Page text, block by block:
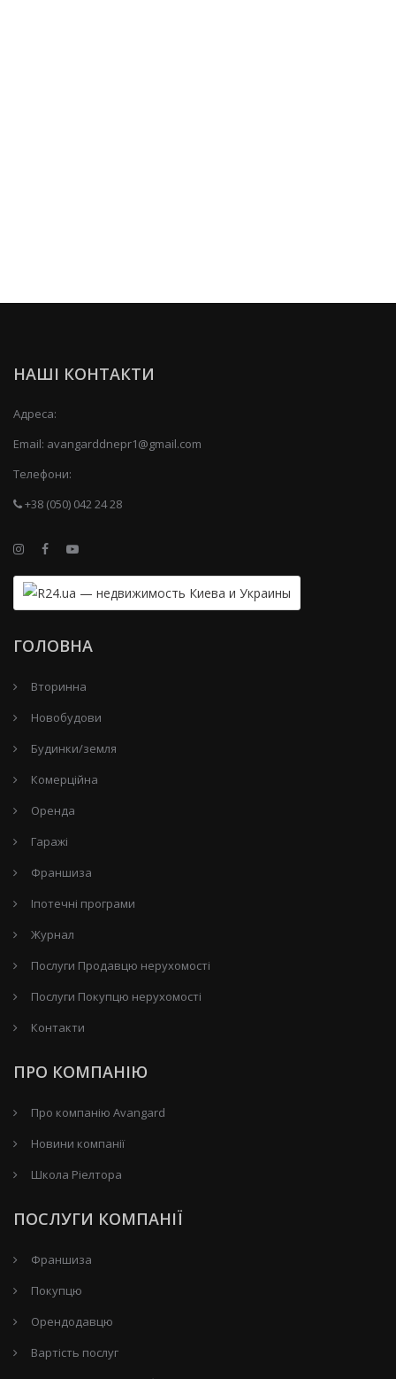
НАШІ КОНТАКТИ
Адреса:
Email: avangarddnepr1@gmail.com
Телефони:
+38 (050) 042 24 28
ГОЛОВНА
Вторинна
Новобудови
Будинки/земля
Комерційна
Оренда
Гаражі
Франшиза
Іпотечні програми
Журнал
Послуги Продавцю нерухомості
Послуги Покупцю нерухомості
Контакти
ПРО КОМПАНІЮ
Про компанію Avangard
Новини компанії
Школа Ріелтора
ПОСЛУГИ КОМПАНІЇ
Франшиза
Покупцю
Орендодавцю
Вартість послуг